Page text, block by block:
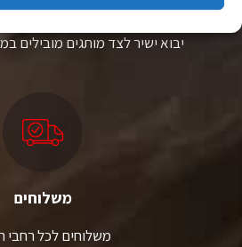
יבוא ישיר לצד מותגים מובילים
משלוחים
משלוחים לכל רחבי